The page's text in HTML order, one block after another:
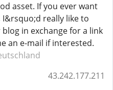
asset. If you ever want
really like to
in exchange for a link
an e-mail if interested.
43.242.177.211